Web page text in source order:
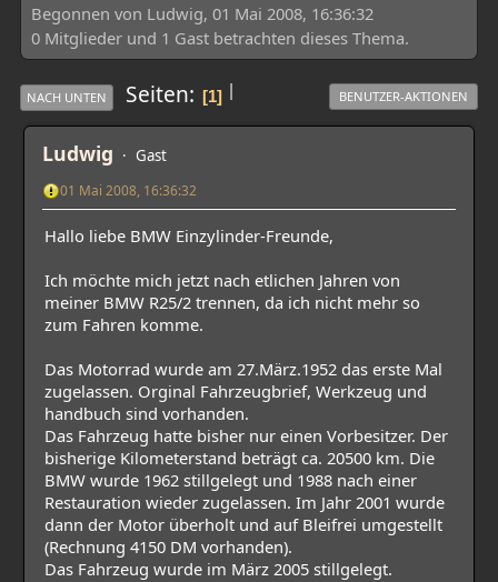
Begonnen von Ludwig, 01 Mai 2008, 16:36:32
0 Mitglieder und 1 Gast betrachten dieses Thema.
|
NACH UNTEN Seiten 1 BENUTZER-AKTIONEN
Ludwig Gast
01 Mai 2008, 16:36:32
Hallo liebe BMW Einzylinder-Freunde,
Ich möchte mich jetzt nach etlichen Jahren von
meiner BMW R25/2 trennen, da ich nicht mehr so
zum Fahren komme.
Das Motorrad wurde am 27.März.1952 das erste Mal
zugelassen. Orginal Fahrzeugbrief, Werkzeug und
handbuch sind vorhanden.
Das Fahrzeug hatte bisher nur einen Vorbesitzer. Der
bisherige Kilometerstand beträgt ca. 20500 km. Die
BMW wurde 1962 stillgelegt und 1988 nach einer
Restauration wieder zugelassen. Im Jahr 2001 wurde
dann der Motor überholt und auf Bleifrei umgestellt
(Rechnung 4150 DM vorhanden).
Das Fahrzeug wurde im März 2005 stillgelegt.